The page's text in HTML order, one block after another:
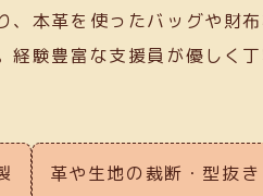
、本革を使ったバッグや財
経験豊富な支援員が優しく
革や生地の裁断・型抜き